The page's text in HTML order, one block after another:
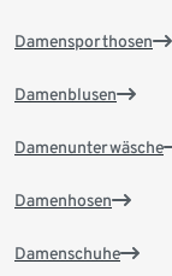
Damensporthosen
Damenblusen
Damenunterwäsche
Damenhosen
Damenschuhe